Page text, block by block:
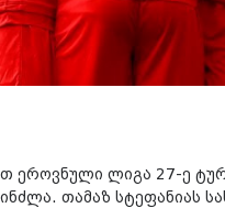
ეროვნული ლიგა 27-ე
თამაზ სტეფანიას